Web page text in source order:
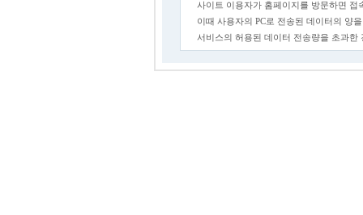
사이트 이용자가 홈페이지를 방문하면 접
이때 사용자의 PC로 전송된 데이터의 양
서비스의 허용된 데이터 전송량을 초과